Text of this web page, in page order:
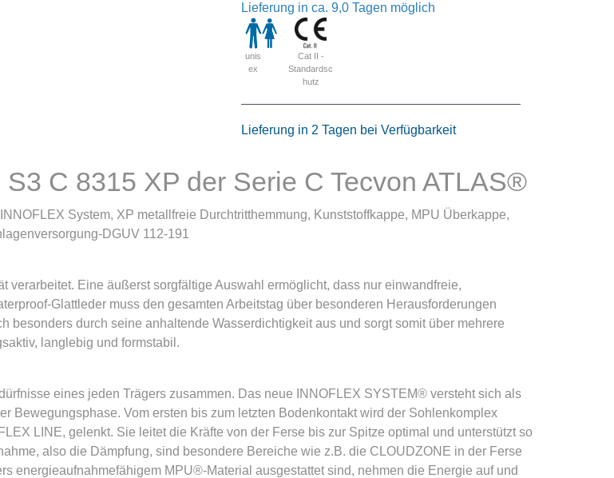
Lieferung in ca. 9,0 Tagen möglich
unis
ex
Cat II -
Standardsc
hutz
Lieferung in 2 Tagen bei Verfügbarkeit
C 8315 XP der Serie C Tecvon ATLAS®
System, XP metallfreie Durchtritthemmung, Kunststoffkappe, MPU Überkappe,
DGUV 112-191
Eine äußerst sorgfältige Auswahl ermöglicht, dass nur einwandfreie,
Glattleder muss den gesamten Arbeitstag über besonderen Herausforderungen
durch seine anhaltende Wasserdichtigkeit aus und sorgt somit über mehrere
langlebig und formstabil.
eines jeden Trägers zusammen. Das neue INNOFLEX SYSTEM® versteht sich als
Bewegungsphase. Vom ersten bis zum letzten Bodenkontakt wird der Sohlenkomplex
LINE, gelenkt. Sie leitet die Kräfte von der Ferse bis zur Spitze optimal und unterstützt so
also die Dämpfung, sind besondere Bereiche wie z.B. die CLOUDZONE in der Ferse
energieaufnahmefähigem MPU®-Material ausgestattet sind, nehmen die Energie auf und